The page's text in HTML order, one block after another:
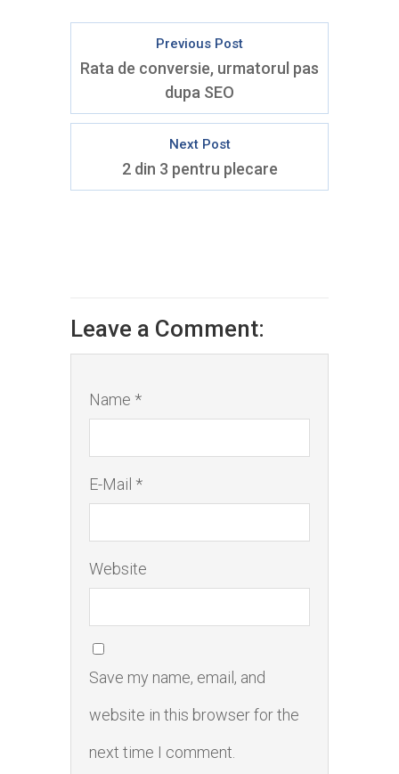
Previous Post
Rata de conversie, urmatorul pas
dupa SEO
Next Post
2 din 3 pentru plecare
Leave a Comment:
Name *
E-Mail *
Website
Save my name, email, and
website in this browser for the
next time I comment.